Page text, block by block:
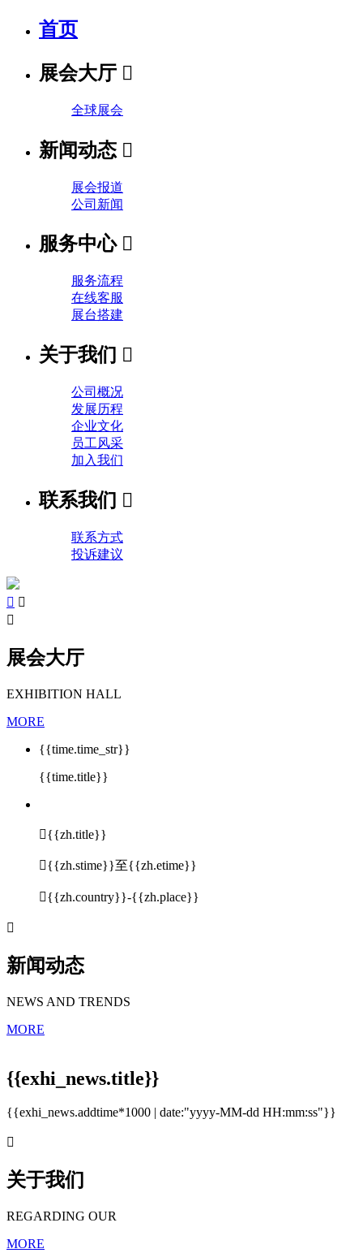
首页
展会大厅 
全球展会
新闻动态 
展会报道
公司新闻
服务中心 
服务流程
在线客服
展台搭建
关于我们 
公司概况
发展历程
企业文化
员工风采
加入我们
联系我们 
联系方式
投诉建议
 

展会大厅
EXHIBITION HALL
MORE
{{time.time_str}}
{{time.title}}
{{zh.title}}
{{zh.stime}}至{{zh.etime}}
{{zh.country}}-{{zh.place}}

新闻动态
NEWS AND TRENDS
MORE
{{exhi_news.title}}
{{exhi_news.addtime*1000 | date:"yyyy-MM-dd HH:mm:ss"}}

关于我们
REGARDING OUR
MORE